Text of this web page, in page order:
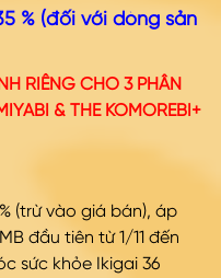
% (đối với dòng sản
RIÊNG CHO 3 PHÂN
& THE KOMOREBI+
(trừ vào giá bán), áp
đầu tiên từ 1/11 đến
sức khỏe Ikigai 36